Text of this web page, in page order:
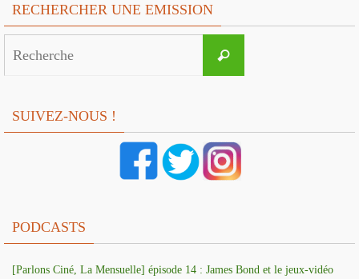
RECHERCHER UNE EMISSION
Recherche
SUIVEZ-NOUS !
PODCASTS
[Parlons Ciné, La Mensuelle] épisode 14 : James Bond et le jeux-vidéo